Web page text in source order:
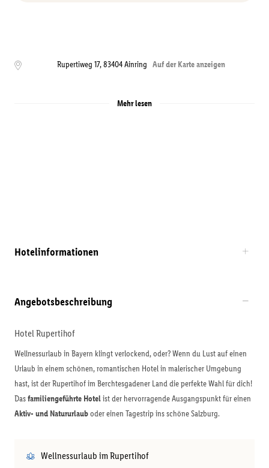
Rupertiweg 17,83404 Ainring Auf der Karte anzeigen
Mehr lesen
Hotelinformationen
Angebotsbeschreibung
Hotel Rupertihof
Wellnessurlaub in Bayern klingt verlockend, oder? Wenn du Lust auf einen
Urlaub in einem schönen, romantischen Hotel in malerischer Umgebung
hast, ist der Rupertihof im Berchtesgadener Land die perfekte Wahl für dich!
Dasfamiliengeführte Hotelist der hervorragende Ausgangspunkt für einen
Aktiv- und Natururlauboder einen Tagestrip ins schöne Salzburg.
Wellnessurlaub im Rupertihof